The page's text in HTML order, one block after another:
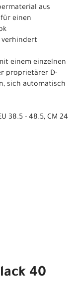
aus
einen
verhindert
einem einzelnen
proprietärer D-
sich automatisch
38.5 - 48.5, CM 24
40